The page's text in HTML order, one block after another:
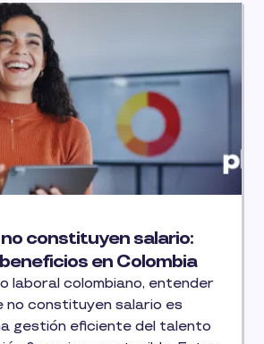
responsabilidades
constituyen salario:
en Colombia
laboral colombiano, entender
no constituyen salario es
gestión eficiente del talento